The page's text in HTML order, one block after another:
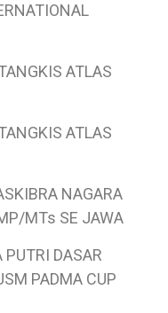
ATLAS
ATLAS
NAGARA
MTs SE JAWA
DASAR
PADMA CUP